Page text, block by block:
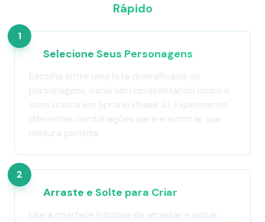
Rápido
1
Selecione Seus Personagens
Escolha entre uma lista diversificada de
personagens, cada um representando loops e
sons únicos em Sprunki Phase 31. Experimente
diferentes combinações para encontrar sua
mistura perfeita.
2
Arraste e Solte para Criar
Use a interface intuitiva de arrastar e soltar